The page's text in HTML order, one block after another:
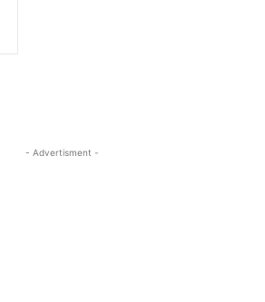
- Advertisment -